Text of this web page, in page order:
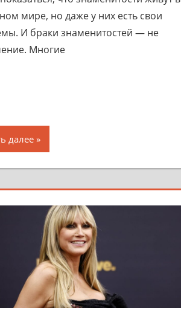
мире, но даже у них есть свои
И браки знаменитостей — не
Многие
далее